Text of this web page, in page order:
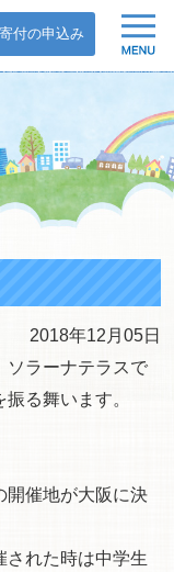
寄付の申込み
2018年12月05日
ソラーナテラスで
る舞います。
開催地が大阪に決
された時は中学生